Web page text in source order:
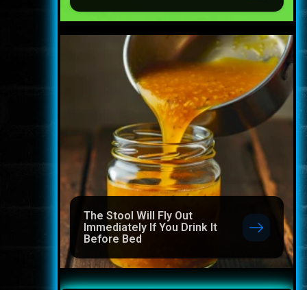
The Stool Will Fly Out
Immediately If You Drink It
Before Bed